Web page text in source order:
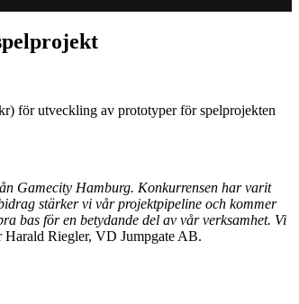
för utveckling av prototyper för spelprojekten
Gamecity Hamburg. Konkurrensen har varit
stärker vi vår projektpipeline och kommer
bas för en betydande del av vår verksamhet. Vi
Harald Riegler, VD Jumpgate AB.